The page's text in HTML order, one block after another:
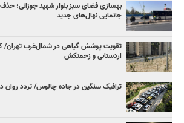
بهسازی فضای سبز بلوار شهید جوزانی؛
جانمایی نهال‌های جدید
تقویت پوشش گیاهی در شمال‌غرب تهران/
اردستانی و زحمتکش
ترافیک سنگین در جاده چالوس/ تردد روان